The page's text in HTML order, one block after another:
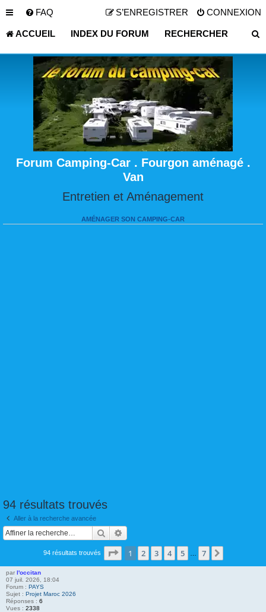
FAQ CONNEXION
S’ENREGISTRER
ACCUEIL INDEX DU FORUM RECHERCHER
Forum Camping-Car . Fourgon aménagé .
Van
Entretien et Aménagement
AMÉNAGER SON CAMPING-CAR
94 résultats trouvés
Aller à la recherche avancée
Rechercher
94 résultats trouvés Page 1sur7
1 2 3 4 5 7
par l'occitan
07 juil. 2026, 18:04
Forum : PAYS
Sujet : Projet Maroc 2026
Réponses : 6
Vues : 2338